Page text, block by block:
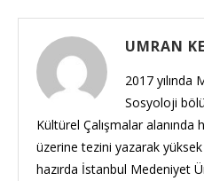
UMRAN
2017 yılında
Sosyoloji
Kültürel Çalışmalar alanında
üzerine tezini yazarak yüksek
hazırda İstanbul Medeniyet